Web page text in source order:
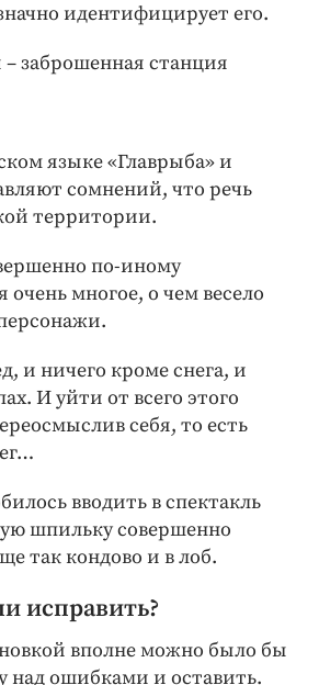
идентифицирует его.
заброшенная станция
языке «Главрыба» и
сомнений, что речь
территории.
по-иному
многое, о чем весело
и ничего кроме снега, и
И уйти от всего этого
себя, то есть
вводить в спектакль
шпильку совершенно
так кондово и в лоб.
исправить?
вполне можно было бы
над ошибками и оставить.